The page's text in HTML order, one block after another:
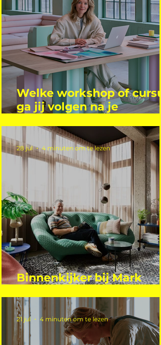
Welke workshop of
ga jij volgen na je
Binnenkijker bij Mark
28 jul 4 minuten om te lezen
21 jul 4 minuten om te lezen